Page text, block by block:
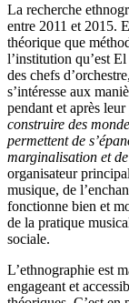
La recherche
entre 2011 et 2015.
théorique que
l’institution qu’est
des chefs
s’intéresse aux
pendant et après
construire des
permettent de
marginalisation et
organisateur
musique, de
fonctionne bien et
de la pratique
sociale.
L’ethnographie est
engageant et